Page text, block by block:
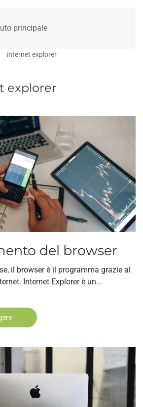
principale
internet explorer
explorer
del browser
il browser è il programma grazie al
Internet Explorer è un...